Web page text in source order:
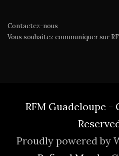
Contactez-nous
Vous souhaitez communiquer sur
RFM Guadeloupe -
Proudly powered by